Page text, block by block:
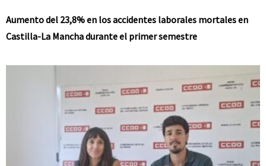
Aumento del 23,8% en los accidentes laborales mortales en
Castilla-La Mancha durante el primer semestre